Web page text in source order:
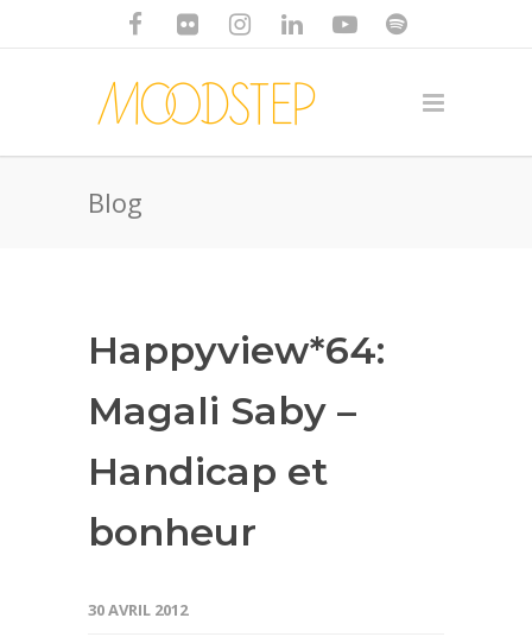
Blog
Happyview*64:
Magali Saby –
Handicap et
bonheur
30 AVRIL 2012